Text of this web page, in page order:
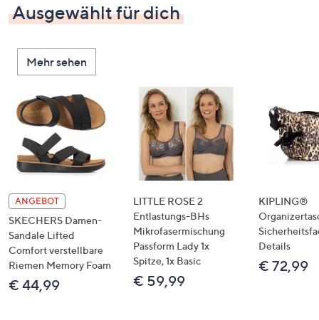
Ausgewählt für dich
Mehr sehen
ANGEBOT
SKECHERS Damen-
Sandale Lifted
Comfort verstellbare
Riemen Memory Foam
€ 44,99
LITTLE ROSE 2
Entlastungs-BHs
Mikrofasermischung
Passform Lady 1x
Spitze, 1x Basic
€ 59,99
KIPLING®
Details
€ 72,99